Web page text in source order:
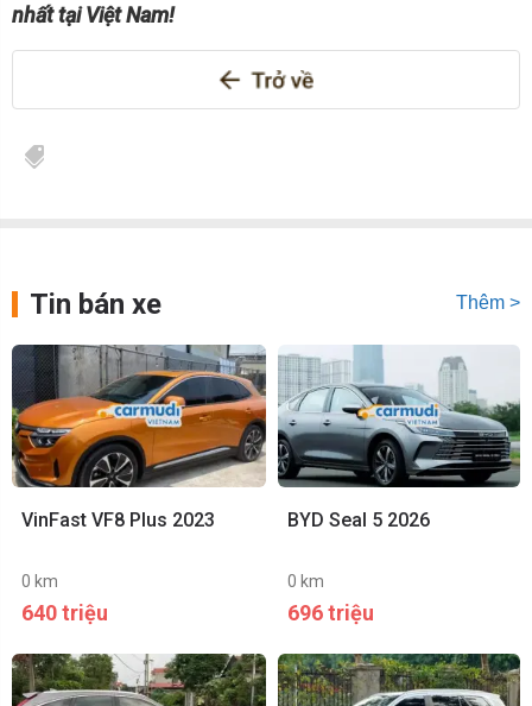
nhất tại Việt Nam!
Tin bán xe Thêm >
VinFast VF8 Plus 2023
0 km
640 triệu
BYD Seal 5 2026
0 km
696 triệu